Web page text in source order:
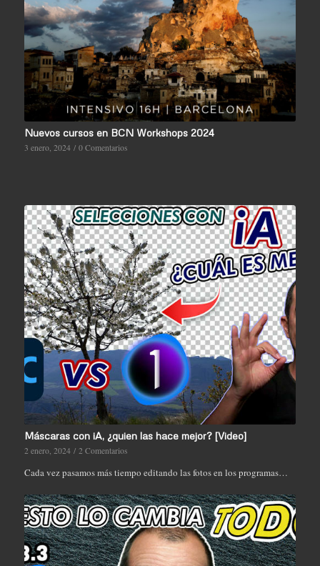
Nuevos cursos en BCN Workshops 2024
3 enero, 2024 / 0 Comentarios
Máscaras con iA, ¿quien las hace mejor? [Video]
2 enero, 2024 / 2 Comentarios
Cada vez pasamos más tiempo editando las fotos en los programas…